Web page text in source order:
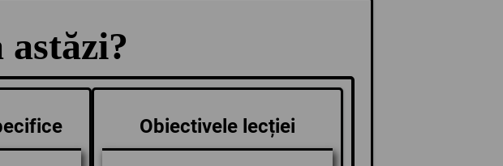
Obiectivele lecției